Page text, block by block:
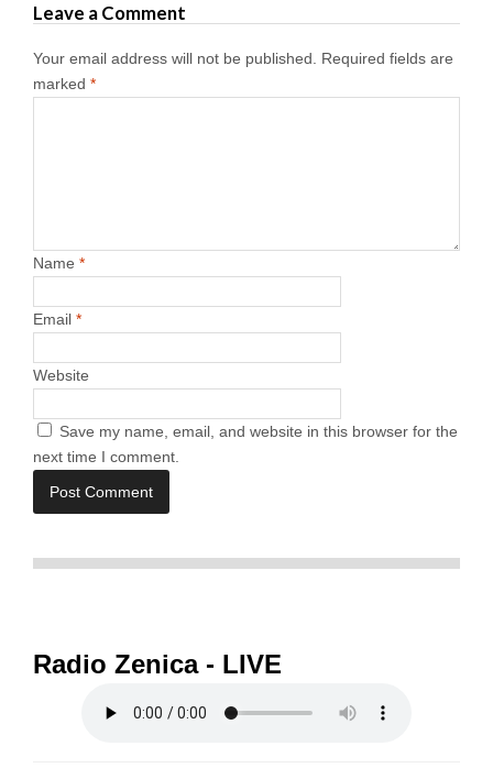
Leave a Comment
Your email address will not be published.
Required fields are
marked *
Name *
Email *
Website
Save my name, email, and website in this browser for the
next time I comment.
Radio Zenica - LIVE